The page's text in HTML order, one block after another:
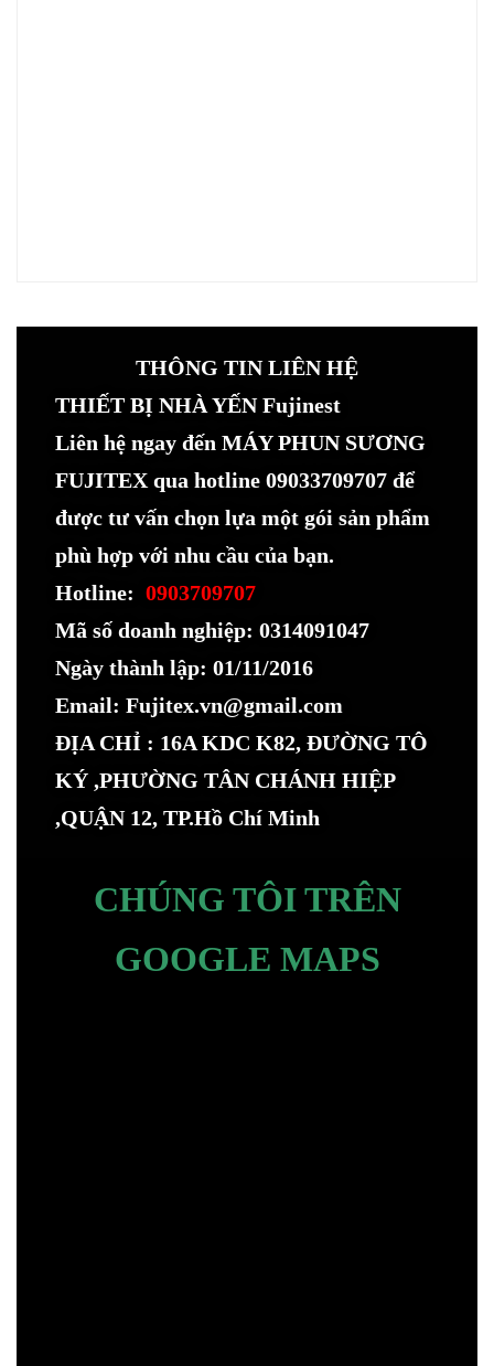
THÔNG TIN LIÊN HỆ
THIẾT BỊ NHÀ YẾN Fujinest
Liên hệ ngay đến MÁY PHUN SƯƠNG
FUJITEX qua hotline 09033709707 để
được tư vấn chọn lựa một gói sản phẩm
phù hợp với nhu cầu của bạn.
Hotline: 0903709707
Mã số doanh nghiệp: 0314091047
Ngày thành lập: 01/11/2016
Email: Fujitex.vn@gmail.com
ĐỊA CHỈ : 16A KDC K82, ĐƯỜNG TÔ
KÝ ,PHƯỜNG TÂN CHÁNH HIỆP
,QUẬN 12, TP.Hồ Chí Minh
CHÚNG TÔI TRÊN
GOOGLE MAPS